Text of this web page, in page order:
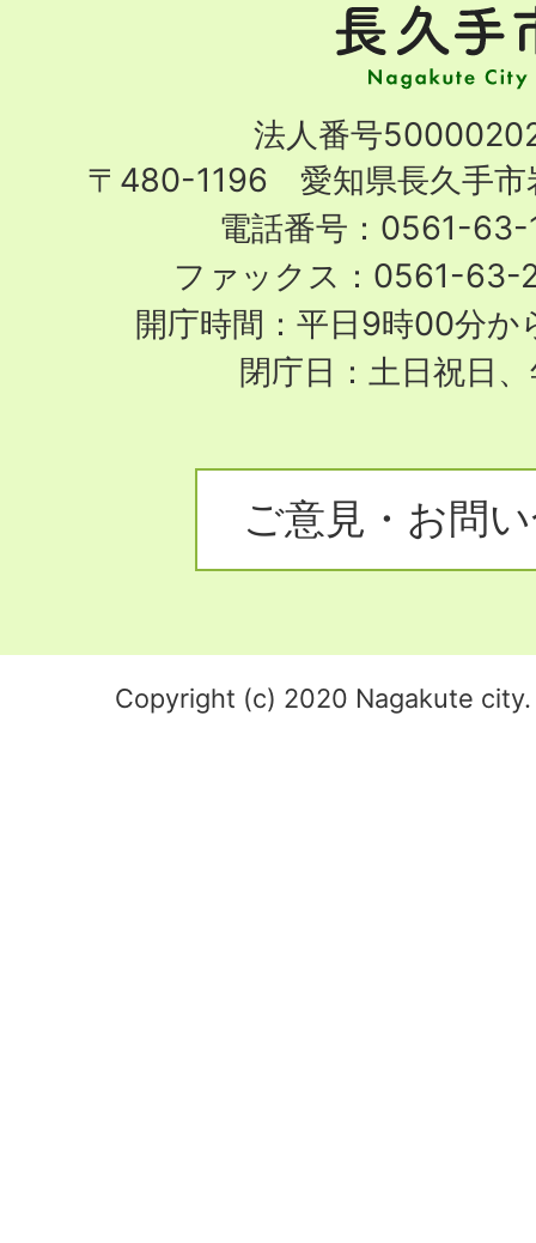
手
市
City
法人番号
〒480-1196 愛知県長久手市
電話番号：0561-63-
ファックス：0561-63-
開庁時間：平日9時00分か
閉庁日：土日祝日
ご意見・お問
Copyright (c) 2020 Nagakute